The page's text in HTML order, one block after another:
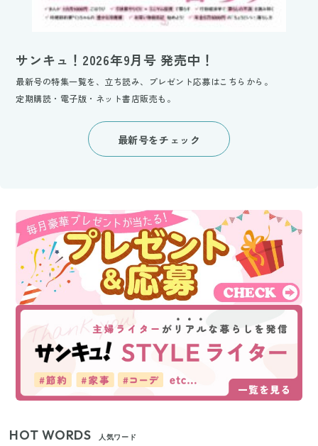
サンキュ！2026年9月号 発売中！
最新号の特集一覧を、立ち読み、プレゼント応募はこちらから。
定期購読・電子版・ネット書店販売も。
最新号をチェック
HOT WORDS 人気ワード